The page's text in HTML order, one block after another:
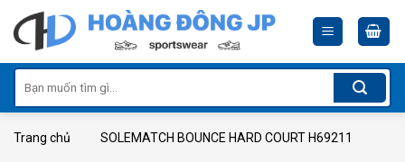
content
kiếm:
Trang chủ SOLEMATCH BOUNCE HARD COURT H69211